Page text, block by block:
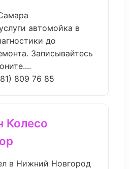
автомойка в
до
Записывайтесь
809 76 85
Колесо
в Нижний Новгород